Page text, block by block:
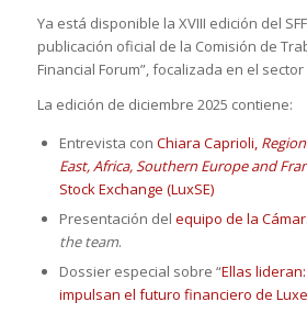
Ya está disponible la XVIII edición del
publicación oficial de la Comisión de
Financial Forum”, focalizada en el
La edición de diciembre 2025 contiene:
Entrevista con Chiara Caprioli,
East, Africa, Southern Europe and
Stock Exchange (LuxSE)
Presentación del equipo de la
the team.
Dossier especial sobre “Ellas
impulsan el futuro financiero de